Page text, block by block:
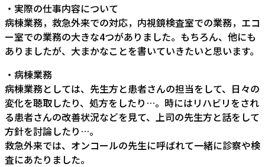
・実際の仕事内容について
病棟業務，救急外来での対応，内視鏡検査室での業務，エコ
ー室での業務の大きな4つがありました。もちろん、他にも
ありましたが、大まかなことを書いていきたいと思います。
・病棟業務
病棟業務としては、先生方と患者さんの担当をして、日々の
変化を聴取したり、処方をしたり…。時にはリハビリをされ
る患者さんの改善状況などを見て、上司の先生方と話をして
方針を討論したり…。
救急外来では、オンコールの先生に呼ばれて一緒に診察や検
査にあたりました。